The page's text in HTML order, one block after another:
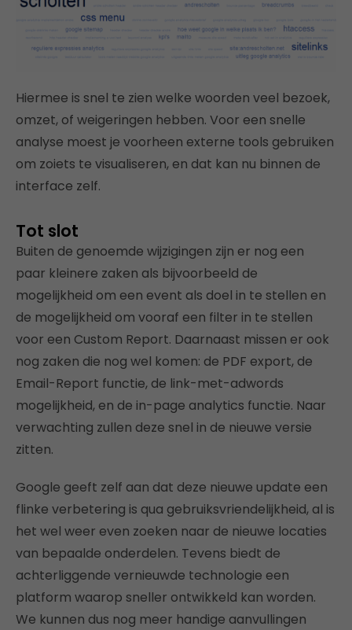
Hiermee is snel te zien welke woorden veel bezoek,
omzet, of weigeringen hebben. Voor een snelle
analyse moest je voorheen externe tools gebruiken
om zoiets te visualiseren, en dat kan nu binnen de
interface zelf.
Tot slot
Buiten de genoemde wijzigingen zijn er nog een
paar kleinere zaken als bijvoorbeeld de
mogelijkheid om een event als doel in te stellen en
de mogelijkheid om vooraf een filter in te stellen
voor een Custom Report. Daarnaast missen er ook
nog zaken die nog wel komen: de PDF export, de
Email-Report functie, de link-met-adwords
mogelijkheid, en de in-page analytics functie. Naar
verwachting zullen deze snel in de nieuwe versie
zitten.
Google geeft zelf aan dat deze nieuwe update een
flinke verbetering is qua gebruiksvriendelijkheid, al is
het wel weer even zoeken naar de nieuwe locaties
van bepaalde onderdelen. Tevens biedt de
achterliggende vernieuwde technologie een
platform waarop sneller ontwikkeld kan worden.
We kunnen dus nog meer handige aanvullingen